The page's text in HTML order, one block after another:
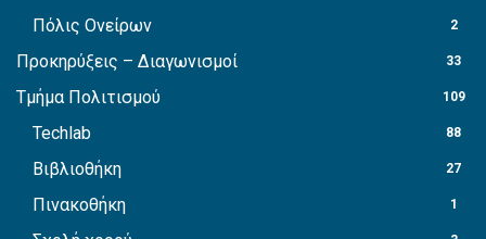
Πόλις Ονείρων 2
Προκηρύξεις – Διαγωνισμοί 33
Τμήμα Πολιτισμού 109
Techlab 88
Βιβλιοθήκη 27
Πινακοθήκη 1